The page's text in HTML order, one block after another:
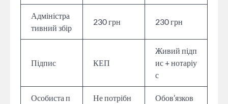
Адміністра
тивний збір
230 грн 230 грн
Підпис КЕП
Живий підп
ис + нотаріу
с
Особиста п
Не потрібн
Обов’язков